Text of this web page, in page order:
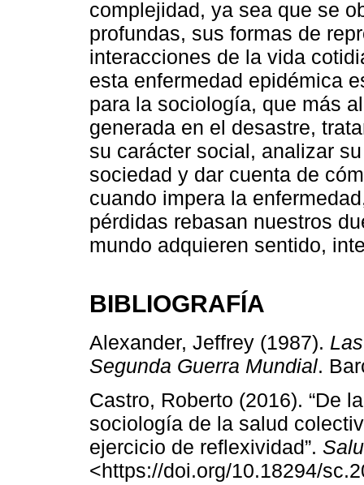
complejidad, ya sea que se
profundas, sus formas de
interacciones de la vida
esta enfermedad epidémica
para la sociología, que más
generada en el desastre,
su carácter social, analizar
sociedad y dar cuenta de
cuando impera la
pérdidas rebasan nuestros
mundo adquieren sentido,
BIBLIOGRAFÍA
Alexander, Jeffrey (1987).
Segunda Guerra Mundial.
Castro, Roberto (2016). “De
sociología de la salud
ejercicio de reflexividad”.
<https://doi.org/10.18294/